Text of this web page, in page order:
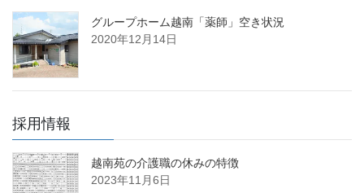
グループホーム越南「薬師」空き状況
2020年12月14日
採用情報
越南苑の介護職の休みの特徴
2023年11月6日